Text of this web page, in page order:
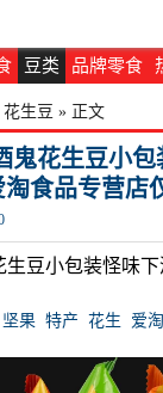
豆类 品牌零食
花生豆 » 正文
鬼花生豆小
食品专营店
生豆小包装怪味
坚果 特产 花生 爱